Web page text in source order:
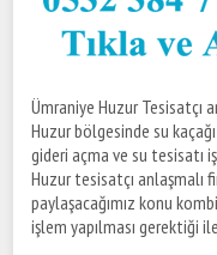
Ümraniye Huzur Tesisatçı
Huzur bölgesinde su
gideri açma ve su tesisatı
Huzur tesisatçı anlaşmalı
paylaşacağımız konu
işlem yapılması gerektiği